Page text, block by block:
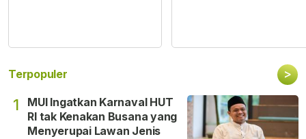
Terpopuler >
1
MUI Ingatkan Karnaval HUT
RI tak Kenakan Busana yang
Menyerupai Lawan Jenis